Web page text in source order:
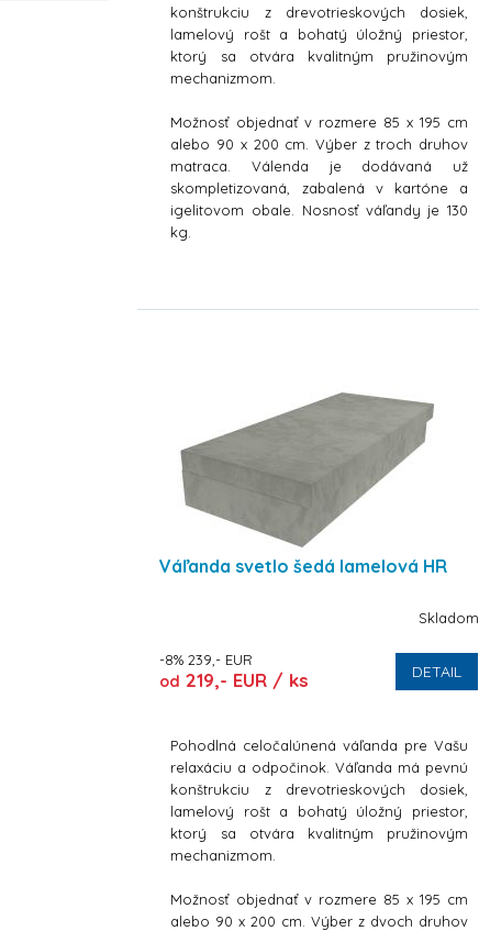
konštrukciu z drevotrieskových dosiek,
lamelový rošt a bohatý úložný priestor,
ktorý sa otvára kvalitným pružinovým
mechanizmom.
Možnosť objednať v rozmere 85 x 195 cm
alebo 90 x 200 cm. Výber z troch druhov
matraca. Válenda je dodávaná už
skompletizovaná, zabalená v kartóne a
igelitovom obale. Nosnosť váľandy je 130
kg.
Váľanda svetlo šedá lamelová HR
Skladom
-8% 239,- EUR
od 219,- EUR / ks DETAIL
Pohodlná celočalúnená váľanda pre Vašu
relaxáciu a odpočinok. Váľanda má pevnú
konštrukciu z drevotrieskových dosiek,
lamelový rošt a bohatý úložný priestor,
ktorý sa otvára kvalitným pružinovým
mechanizmom.
Možnosť objednať v rozmere 85 x 195 cm
alebo 90 x 200 cm. Výber z dvoch druhov